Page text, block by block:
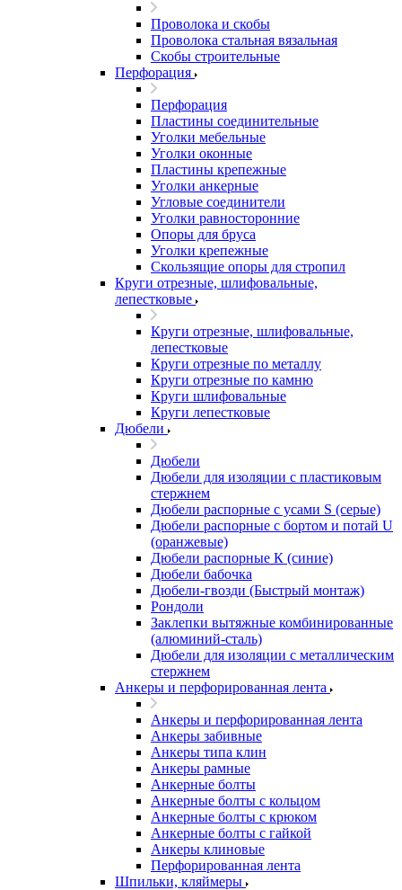
Проволока и скобы
Проволока стальная вязальная
Скобы строительные
Перфорация
Перфорация
Пластины соединительные
Уголки мебельные
Уголки оконные
Пластины крепежные
Уголки анкерные
Угловые соединители
Уголки равносторонние
Опоры для бруса
Уголки крепежные
Скользящие опоры для стропил
Круги отрезные, шлифовальные,
лепестковые
Круги отрезные, шлифовальные,
лепестковые
Круги отрезные по металлу
Круги отрезные по камню
Круги шлифовальные
Круги лепестковые
Дюбели
Дюбели
Дюбели для изоляции с пластиковым
стержнем
Дюбели распорные с усами S (серые)
Дюбели распорные c бортом и потай U
(оранжевые)
Дюбели распорные К (синие)
Дюбели бабочка
Дюбели-гвозди (Быстрый монтаж)
Рондоли
Заклепки вытяжные комбинированные
(алюминий-сталь)
Дюбели для изоляции с металлическим
стержнем
Анкеры и перфорированная лента
Анкеры и перфорированная лента
Анкеры забивные
Анкеры типа клин
Анкеры рамные
Анкерные болты
Анкерные болты с кольцом
Анкерные болты с крюком
Анкерные болты с гайкой
Анкеры клиновые
Перфорированная лента
Шпильки, кляймеры